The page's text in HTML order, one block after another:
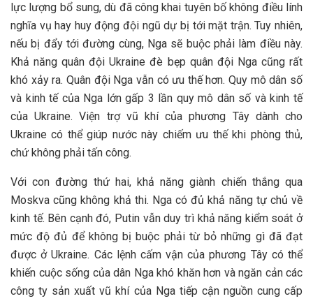
lực lượng bổ sung, dù đã công khai tuyên bố không điều lính
nghĩa vụ hay huy động đội ngũ dự bị tới mặt trận. Tuy nhiên,
nếu bị đẩy tới đường cùng, Nga sẽ buộc phải làm điều này.
Khả năng quân đội Ukraine đè bẹp quân đội Nga cũng rất
khó xảy ra. Quân đội Nga vẫn có ưu thế hơn. Quy mô dân số
và kinh tế của Nga lớn gấp 3 lần quy mô dân số và kinh tế
của Ukraine. Viện trợ vũ khí của phương Tây dành cho
Ukraine có thể giúp nước này chiếm ưu thế khi phòng thủ,
chứ không phải tấn công.
Với con đường thứ hai, khả năng giành chiến thắng qua
Moskva cũng không khả thi. Nga có đủ khả năng tự chủ về
kinh tế. Bên cạnh đó, Putin vẫn duy trì khả năng kiểm soát ở
mức độ đủ để không bị buộc phải từ bỏ những gì đã đạt
được ở Ukraine. Các lệnh cấm vận của phương Tây có thể
khiến cuộc sống của dân Nga khó khăn hơn và ngăn cản các
công ty sản xuất vũ khí của Nga tiếp cận nguồn cung cấp